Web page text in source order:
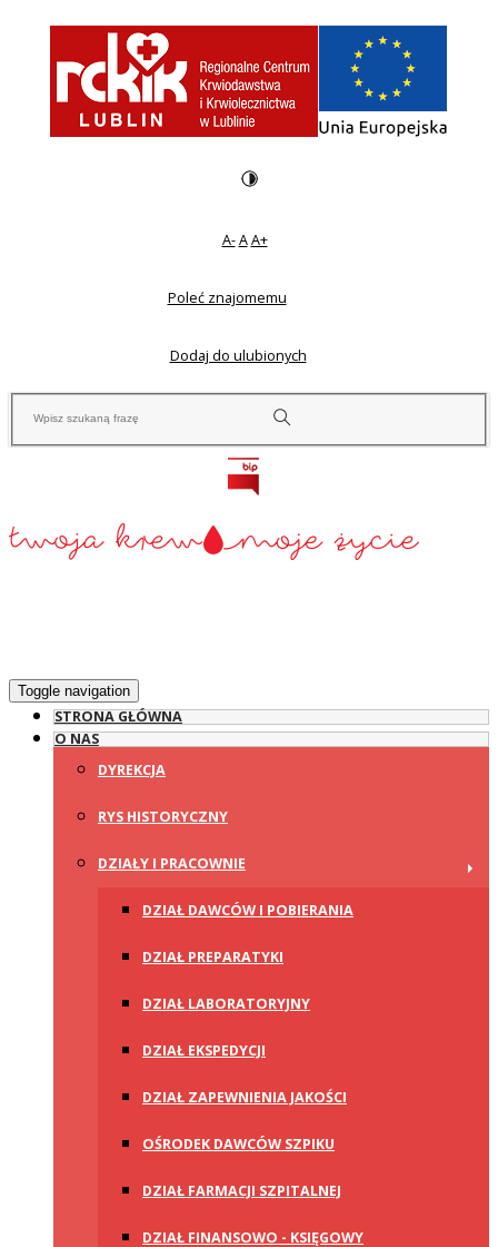
A- A A+
Poleć znajomemu
Dodaj do ulubionych
Toggle navigation
STRONA GŁÓWNA
O NAS
DYREKCJA
RYS HISTORYCZNY
DZIAŁY I PRACOWNIE
DZIAŁ DAWCÓW I POBIERANIA
DZIAŁ PREPARATYKI
DZIAŁ LABORATORYJNY
DZIAŁ EKSPEDYCJI
DZIAŁ ZAPEWNIENIA JAKOŚCI
OŚRODEK DAWCÓW SZPIKU
DZIAŁ FARMACJI SZPITALNEJ
DZIAŁ FINANSOWO - KSIĘGOWY